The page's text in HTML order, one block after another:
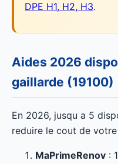
DPE H1, H2, H3.
Aides 2026
gaillarde (19100)
En 2026, jusqu a 5
reduire le cout de
MaPrimeRenov :